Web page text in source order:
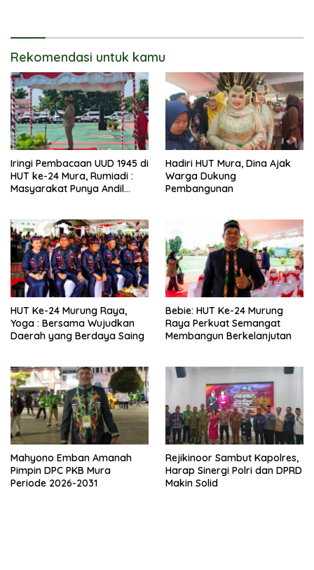
Rekomendasi untuk kamu
Iringi Pembacaan UUD 1945 di
HUT ke-24 Mura, Rumiadi :
Masyarakat Punya Andil
Hadiri HUT Mura, Dina Ajak
Warga Dukung
Pembangunan
HUT Ke-24 Murung Raya,
Yoga : Bersama Wujudkan
Daerah yang Berdaya Saing
Bebie: HUT Ke-24 Murung
Raya Perkuat Semangat
Membangun Berkelanjutan
Mahyono Emban Amanah
Pimpin DPC PKB Mura
Periode 2026-2031
Rejikinoor Sambut Kapolres,
Harap Sinergi Polri dan DPRD
Makin Solid